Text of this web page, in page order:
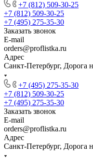
+7 (812) 509-30-25
+7 (812) 509-30-25
+7 (495) 275-35-30
Заказать звонок
E-mail
orders@proflistka.ru
Адрес
Санкт-Петербург, Дорога
+7 (495) 275-35-30
+7 (812) 509-30-25
+7 (495) 275-35-30
Заказать звонок
E-mail
orders@proflistka.ru
Адрес
Санкт-Петербург, Дорога